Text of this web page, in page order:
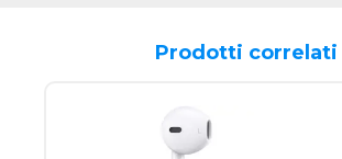
Prodotti correlati